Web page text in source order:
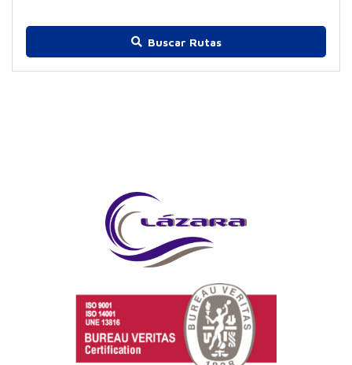
Buscar Rutas